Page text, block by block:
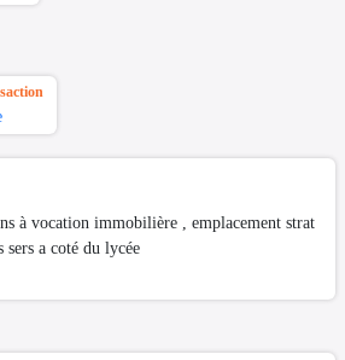
à vocation immobilière , emplacement strat
sers a coté du lycée